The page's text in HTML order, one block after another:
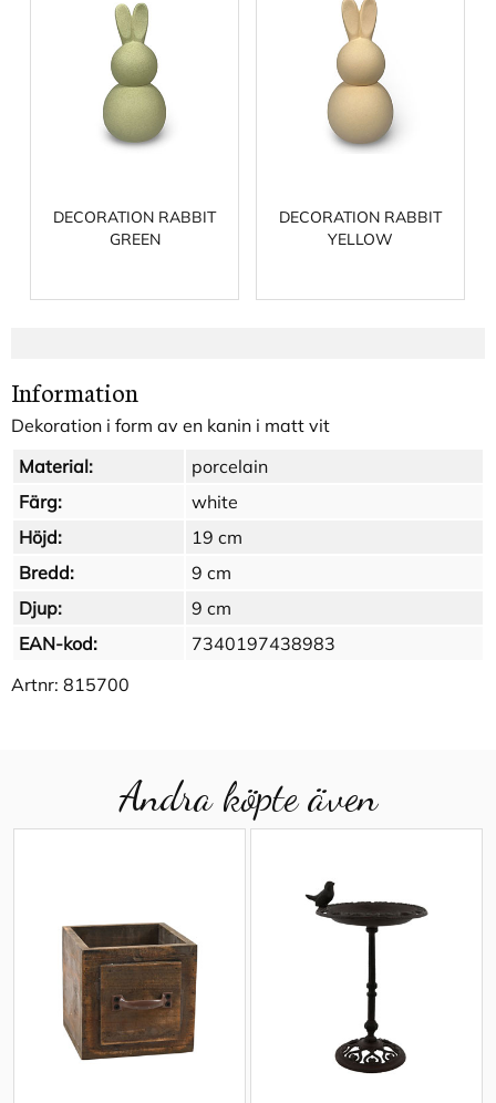
DECORATION RABBIT
GREEN
DECORATION RABBIT
YELLOW
Information
Dekoration i form av en kanin i matt vit
Material:
porcelain
Färg:
white
Höjd:
19 cm
Bredd:
9 cm
Djup:
9 cm
EAN-kod:
7340197438983
Artnr: 815700
Andra köpte även